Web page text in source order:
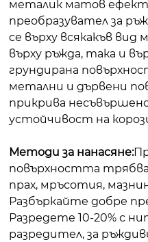
металик матов
преобразувател за
се върху всякакъв
върху ръжда, така и
грундирана
метални и дървени
прикрива
устойчивост на
Методи за нанасяне:
повърхността
прах, мръсотия,
Разбъркайте добре
Разредете 10-20% с
разредител, за